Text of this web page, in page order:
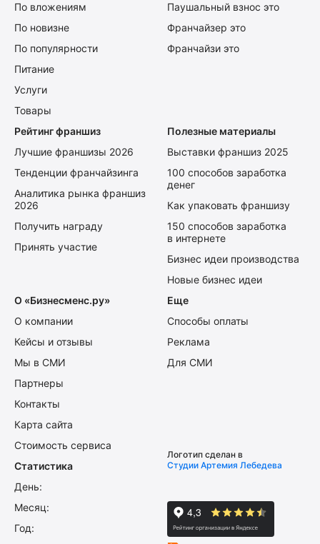
По вложениям
По новизне
По популярности
Питание
Услуги
Товары
Паушальный взнос это
Франчайзер это
Франчайзи это
Рейтинг франшиз
Лучшие франшизы 2026
Тенденции франчайзинга
Аналитика рынка франшиз
2026
Получить награду
Принять участие
Полезные материалы
Выставки франшиз 2025
100 способов заработка
денег
Как упаковать франшизу
150 способов заработка
в интернете
Бизнес идеи производства
Новые бизнес идеи
О «Бизнесменс.ру»
О компании
Кейсы и отзывы
Мы в СМИ
Партнеры
Контакты
Карта сайта
Стоимость сервиса
Еще
Способы оплаты
Реклама
Для СМИ
Статистика
День:
Месяц:
Год:
Логотип сделан в
Студии Артемия Лебедева